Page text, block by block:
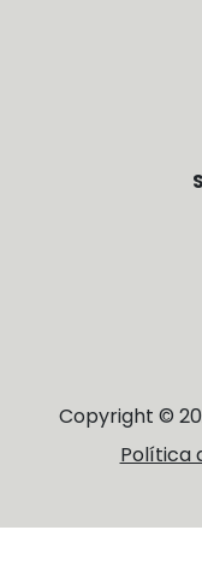
Copyright ©
Política